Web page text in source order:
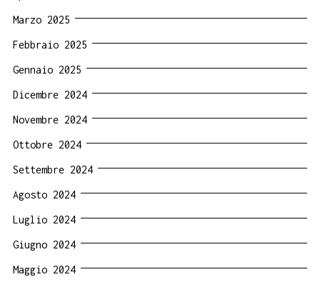
Marzo 2025
Febbraio 2025
Gennaio 2025
Dicembre 2024
Novembre 2024
Ottobre 2024
Settembre 2024
Agosto 2024
Luglio 2024
Giugno 2024
Maggio 2024